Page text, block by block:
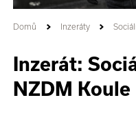
Domů Inzeráty
Inzerát:
NZDM Koule